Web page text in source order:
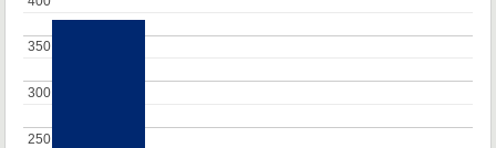
250
250
300
300
350
350